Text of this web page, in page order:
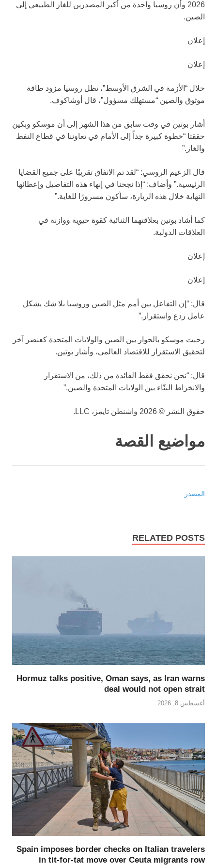
2026 وأن روسيا واحدة من أكبر المصدرين للغاز الطبيعي إلى
الصين.
إعلان
إعلان
خلال “الأزمة في الشرق الأوسط”، تظل روسيا مزود طاقة
موثوق والصين “مستهلك مسؤول”، قال أوشاكوف.
أشار بوتين في وقت سابق من هذا الشهر إلى أن موسكو وبكين
حققتا “خطوة كبيرة جداً إلى الأمام في تعاوننا في قطاع النفط
والغاز.”
قال الزعيم الروسي: “لقد تم الاتفاق تقريبًا على جميع القضايا
الرئيسية.” وأضاف: “إذا نجحنا في إنهاء هذه التفاصيل وإعطائها
النهاية خلال هذه الزيارة، سأكون مسرورًا للغاية.”
كما أشاد بوتين بعلاقتهما الثنائية كقوة حيوية ووازنة في
العلاقات الدولية.
إعلان
إعلان
قال: “إن التفاعل بين أمم مثل الصين وروسيا بلا شك يشكل
عامل ردع واستقرار.”
رحبت موسكو بالحوار بين الصين والولايات المتحدة كعنصر آخر
لتحقيق الاستقرار للاقتصاد العالمي، وأشار بوتين.
قال: “نحن نحقق فقط الفائدة من ذلك، من الاستقرار
والانخراط البنّاء بين الولايات المتحدة والصين.”
حقوق النشر © 2026 واشنطن تايمز، LLC.
مواضيع القصة
المصدر
RELATED POSTS
Hormuz talks positive, Oman says, as Iran warns
deal would not open strait
أغسطس 8, 2026
Spain imposes border checks on Italian travelers
in tit-for-tat move over Ceuta migrants row